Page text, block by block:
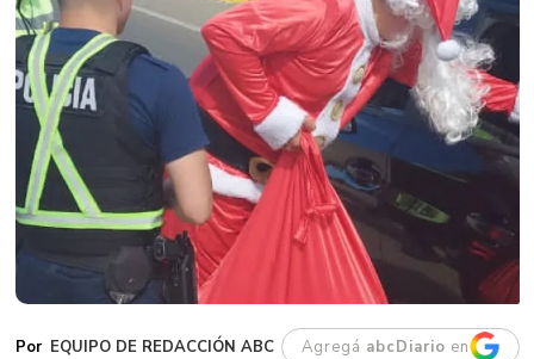
EQUIPO DE REDACCIÓN ABC Agregá abcDiario en